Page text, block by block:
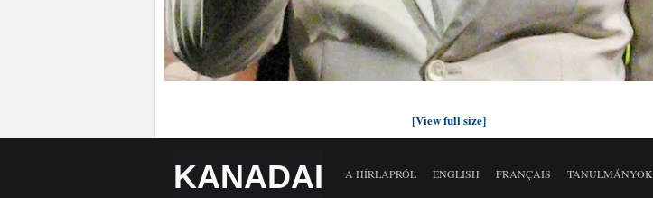
[View full size]
KANADAI
A HÍRLAPRÓL ENGLISH FRANÇAIS TANULMÁNYOK